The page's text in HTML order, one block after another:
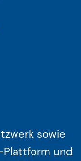
sowie
Plattform und